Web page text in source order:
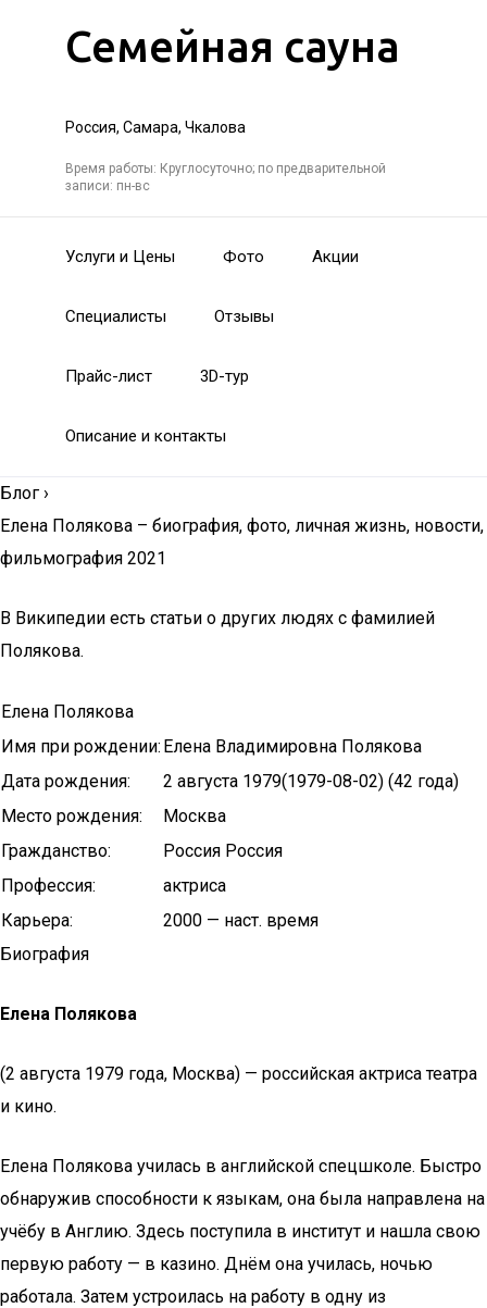
Семейная сауна
Россия, Самара, Чкалова
Время работы: Круглосуточно; по предварительной
записи: пн-вс
Услуги и Цены Фото Акции
Специалисты Отзывы
Прайс-лист 3D-тур
Описание и контакты
Блог ›
Елена Полякова – биография, фото, личная жизнь, новости,
фильмография 2021
В Википедии есть статьи о других людях с фамилией
Полякова.
Елена Полякова
Имя при рождении: Елена Владимировна Полякова
Дата рождения:
2 августа 1979(1979-08-02) (42 года)
Место рождения:
Москва
Гражданство:
Россия Россия
Профессия:
актриса
Карьера:
2000 — наст. время
Биография
Елена Полякова
(2 августа 1979 года, Москва) — российская актриса театра
и кино.
Елена Полякова училась в английской спецшколе. Быстро
обнаружив способности к языкам, она была направлена на
учёбу в Англию. Здесь поступила в институт и нашла свою
первую работу — в казино. Днём она училась, ночью
работала. Затем устроилась на работу в одну из